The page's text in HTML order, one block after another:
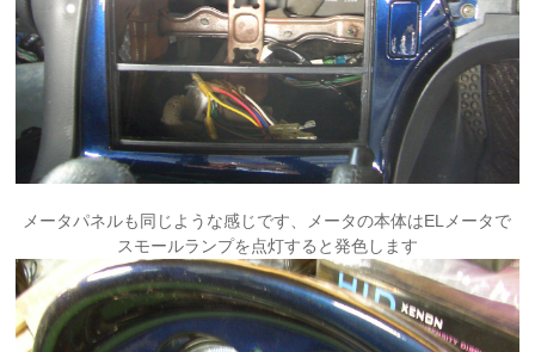
メータパネルも同じような感じです、メータの本体はELメータで
スモールランプを点灯すると発色します